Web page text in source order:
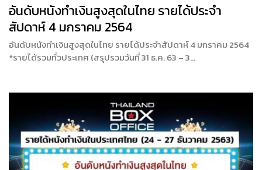
อันดับหนังทำเงินสูงสุดในไทย รายได้ประจำ
สัปดาห์ 4 มกราคม 2564
อันดับหนังทำเงินสูงสุดในไทย รายได้ประจำสัปดาห์ 4 มกราคม 2564
*รายได้รวมทั่วประเทศ (สรุปรวมวันที่ 31 ธ.ค. 63 – 3…